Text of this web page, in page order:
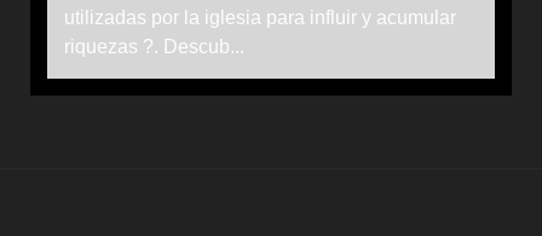
utilizadas por la iglesia para influir y acumular
riquezas ?. Descub...